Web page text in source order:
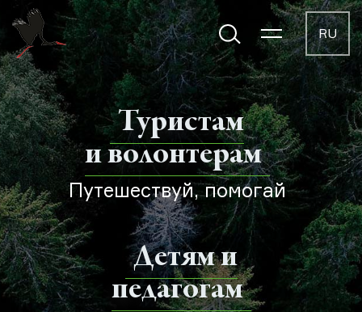
RU
Туристам
и волонтерам
Путешествуй, помогай
Детям и
педагогам